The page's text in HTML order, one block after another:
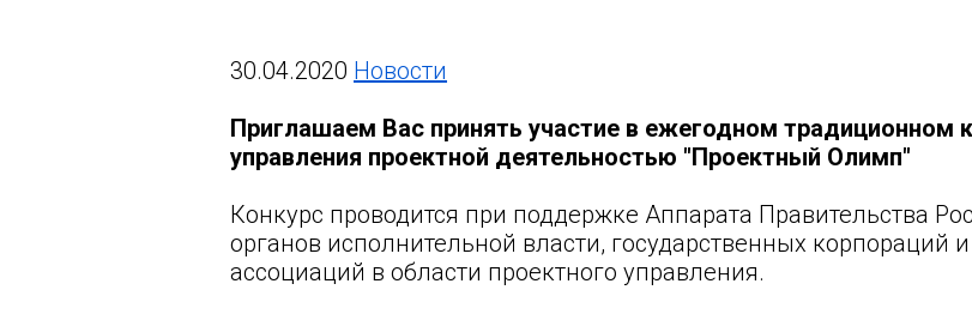
30.04.2020 Новости
Приглашаем Вас принять участие в ежегодном традиционном
управления проектной деятельностью "Проектный Олимп"
Конкурс проводится при поддержке Аппарата Правительства
органов исполнительной власти, государственных
ассоциаций в области проектного управления.